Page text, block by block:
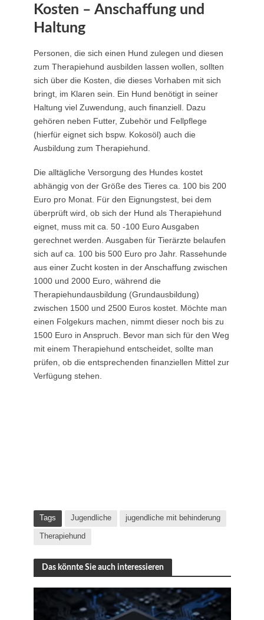
Kosten – Anschaffung und
Haltung
Personen, die sich einen Hund zulegen und diesen
zum Therapiehund ausbilden lassen wollen, sollten
sich über die Kosten, die dieses Vorhaben mit sich
bringt, im Klaren sein. Ein Hund benötigt in seiner
Haltung viel Zuwendung, auch finanziell. Dazu
gehören neben Futter, Zubehör und Fellpflege
(hierfür eignet sich bspw. Kokosöl) auch die
Ausbildung zum Therapiehund.
Die alltägliche Versorgung des Hundes kostet
abhängig von der Größe des Tieres ca. 100 bis 200
Euro pro Monat. Für den Eignungstest, bei dem
überprüft wird, ob sich der Hund als Therapiehund
eignet, muss mit ca. 50 -100 Euro Ausgaben
gerechnet werden. Ausgaben für Tierärzte belaufen
sich auf ca. 100 bis 500 Euro pro Jahr. Rassehunde
aus einer Zucht kosten in der Anschaffung zwischen
1000 und 2000 Euro, während die
Therapiehundausbildung (Grundausbildung)
zwischen 1500 und 2500 Euros kostet. Möchte man
einen Folgekurs machen, nimmt dieser noch bis zu
1500 Euro in Anspruch. Bevor man sich für den Weg
mit einem Therapiehund entscheidet, sollte man
prüfen, ob die entsprechenden finanziellen Mittel zur
Verfügung stehen.
Tags Jugendliche jugendliche mit behinderung
Therapiehund
Das könnte Sie auch interessieren